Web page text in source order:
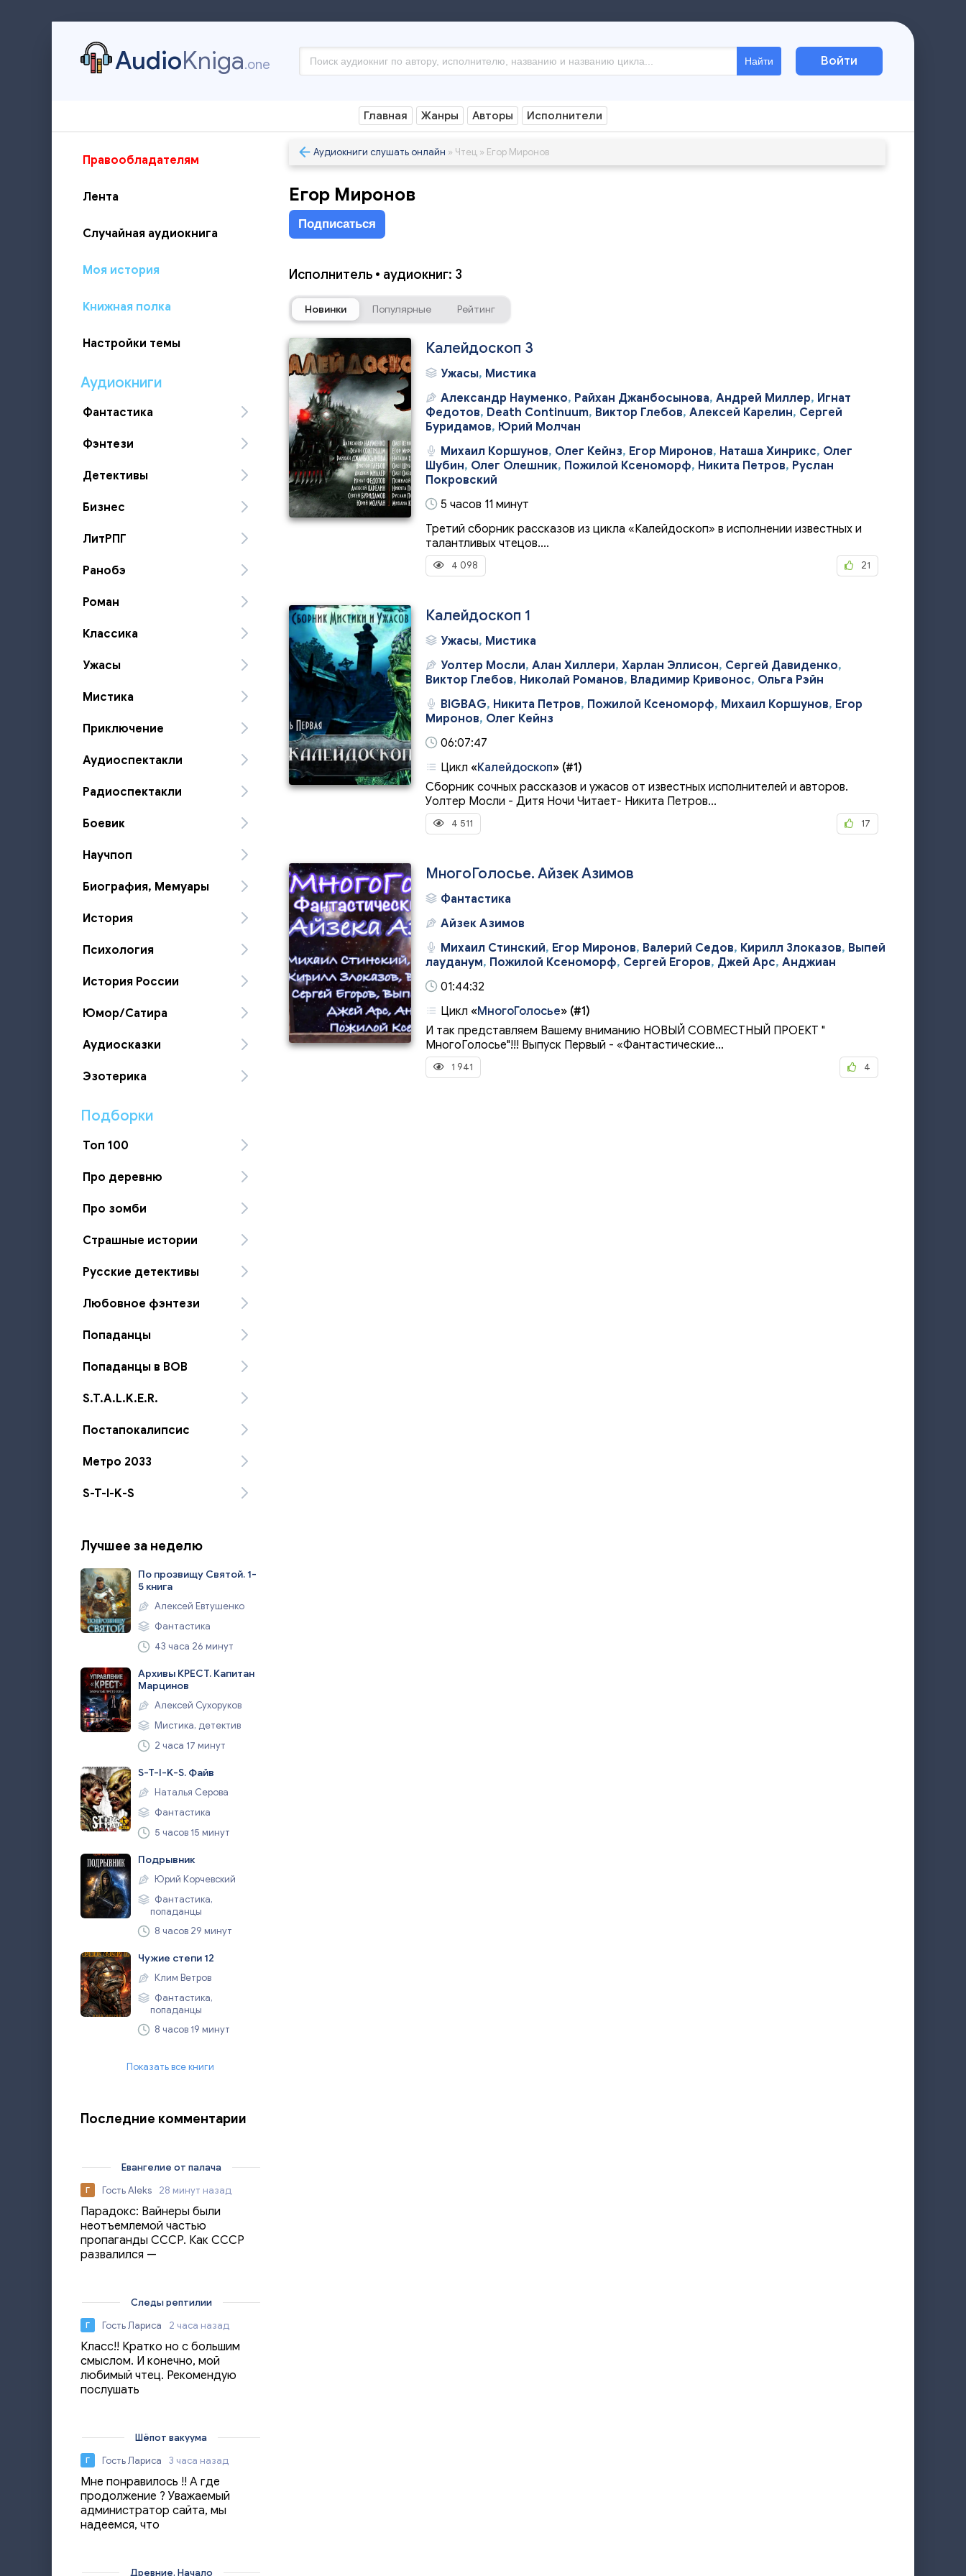
AudioKniga.one Найти Войти
Главная Жанры Авторы Исполнители
Правообладателям
Лента
Случайная аудиокнига
Моя история
Книжная полка
Настройки темы
Аудиокниги
Фантастика
Фэнтези
Детективы
Бизнес
ЛитРПГ
Ранобэ
Роман
Классика
Ужасы
Мистика
Приключение
Аудиоспектакли
Радиоспектакли
Боевик
Научпоп
Биография, Мемуары
История
Психология
История России
Юмор/Сатира
Аудиосказки
Эзотерика
Подборки
Топ 100
Про деревню
Про зомби
Страшные истории
Русские детективы
Любовное фэнтези
Попаданцы
Попаданцы в ВОВ
S.T.A.L.K.E.R.
Постапокалипсис
Метро 2033
S-T-I-K-S
Лучшее за неделю
По прозвищу Святой. 1-
5 книга
Алексей Евтушенко
Фантастика
43 часа 26 минут
Архивы КРЕСТ. Капитан
Марцинов
Алексей Сухоруков
Мистика, детектив
2 часа 17 минут
S-T-I-K-S. Файв
Наталья Серова
Фантастика
5 часов 15 минут
Подрывник
Юрий Корчевский
Фантастика,
попаданцы
8 часов 29 минут
Чужие степи 12
Клим Ветров
Фантастика,
попаданцы
8 часов 19 минут
Показать все книги
Последние комментарии
Евангелие от палача
Г Гость Aleks 28 минут назад
Парадокс: Вайнеры были
неотъемлемой частью
пропаганды СССР. Как СССР
развалился —
Следы рептилии
Г Гость Лариса 2 часа назад
Класс!! Кратко но с большим
смыслом. И конечно, мой
любимый чтец. Рекомендую
послушать
Шёпот вакуума
Г Гость Лариса 3 часа назад
Мне понравилось !! А где
продолжение ? Уважаемый
администратор сайта, мы
надеемся, что
Древние. Начало
Аудиокниги слушать онлайн » Чтец » Егор Миронов
Егор Миронов
Подписаться
Исполнитель • аудиокниг: 3
Новинки Популярные Рейтинг
Калейдоскоп 3
Ужасы, Мистика
Александр Науменко, Райхан Джанбосынова, Андрей Миллер, Игнат
Федотов, Death Continuum, Виктор Глебов, Алексей Карелин, Сергей
Буридамов, Юрий Молчан
Михаил Коршунов, Олег Кейнз, Егор Миронов, Наташа Хинрикс, Олег
Шубин, Олег Олешник, Пожилой Ксеноморф, Никита Петров, Руслан
Покровский
5 часов 11 минут
Третий сборник рассказов из цикла «Калейдоскоп» в исполнении известных и
талантливых чтецов....
4 098 21
Калейдоскоп 1
Ужасы, Мистика
Уолтер Мосли, Алан Хиллери, Харлан Эллисон, Сергей Давиденко,
Виктор Глебов, Николай Романов, Владимир Кривонос, Ольга Рэйн
BIGBAG, Никита Петров, Пожилой Ксеноморф, Михаил Коршунов, Егор
Миронов, Олег Кейнз
06:07:47
Цикл «Калейдоскоп» (#1)
Сборник сочных рассказов и ужасов от известных исполнителей и авторов.
Уолтер Мосли - Дитя Ночи Читает- Никита Петров...
4 511 17
МногоГолосье. Айзек Азимов
Фантастика
Айзек Азимов
Михаил Стинский, Егор Миронов, Валерий Седов, Кирилл Злоказов, Выпей
лауданум, Пожилой Ксеноморф, Сергей Егоров, Джей Арс, Анджиан
01:44:32
Цикл «МногоГолосье» (#1)
И так представляем Вашему вниманию НОВЫЙ СОВМЕСТНЫЙ ПРОЕКТ "
МногоГолосье"!!! Выпуск Первый - «Фантастические...
1 941 4